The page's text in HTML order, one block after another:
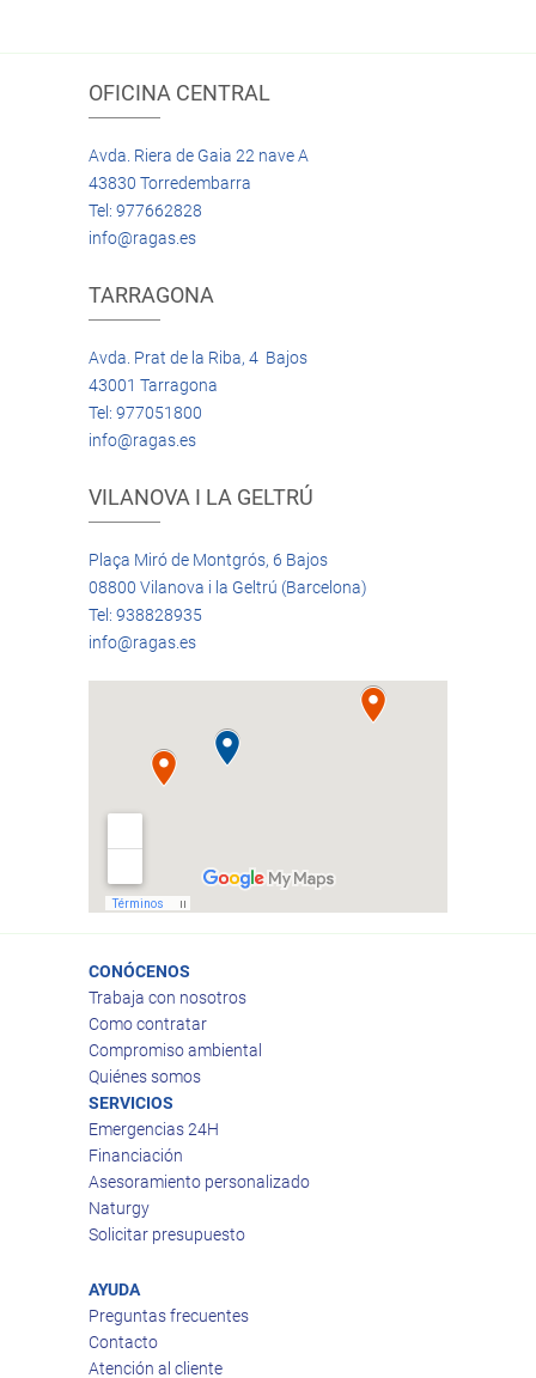
OFICINA CENTRAL
Avda. Riera de Gaia 22 nave A
43830 Torredembarra
Tel: 977662828
info@ragas.es
TARRAGONA
Avda. Prat de la Riba, 4 Bajos
43001 Tarragona
Tel: 977051800
info@ragas.es
VILANOVA I LA GELTRÚ
Plaça Miró de Montgrós, 6 Bajos
08800 Vilanova i la Geltrú (Barcelona)
Tel: 938828935
info@ragas.es
CONÓCENOS
Trabaja con nosotros
Como contratar
Compromiso ambiental
Quiénes somos
SERVICIOS
Emergencias 24H
Financiación
Asesoramiento personalizado
Naturgy
Solicitar presupuesto
AYUDA
Preguntas frecuentes
Contacto
Atención al cliente